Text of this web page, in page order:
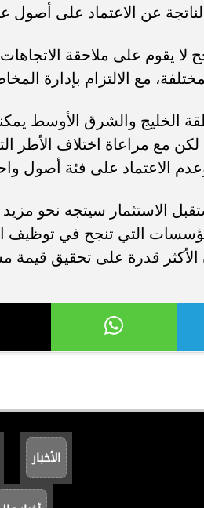
عن الاعتماد على أصول
يقوم على ملاحقة
مع الالتزام بإدارة
الخليج والشرق الأوسط
مع مراعاة اختلاف الأطر
الاعتماد على فئة أصول
الاستثمار سيتجه نحو
التي تنجح في توظيف
قدرة على تحقيق قيمة
الأخبار